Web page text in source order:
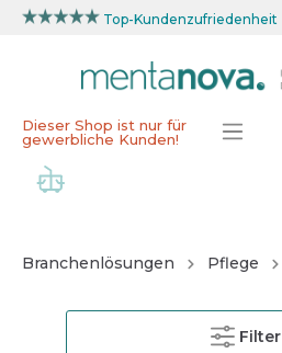
Top-Kundenzufriedenheit
Dieser Shop ist nur für
gewerbliche Kunden!
Branchenlösungen Pflege
Filter